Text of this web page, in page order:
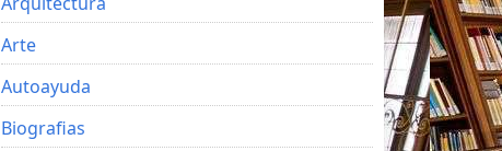
Arte
Autoayuda
Biografias